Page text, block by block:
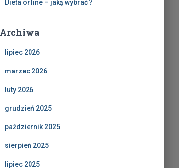
Dieta online – jaką wybrać ?
Archiwa
lipiec 2026
marzec 2026
luty 2026
grudzień 2025
październik 2025
sierpień 2025
lipiec 2025